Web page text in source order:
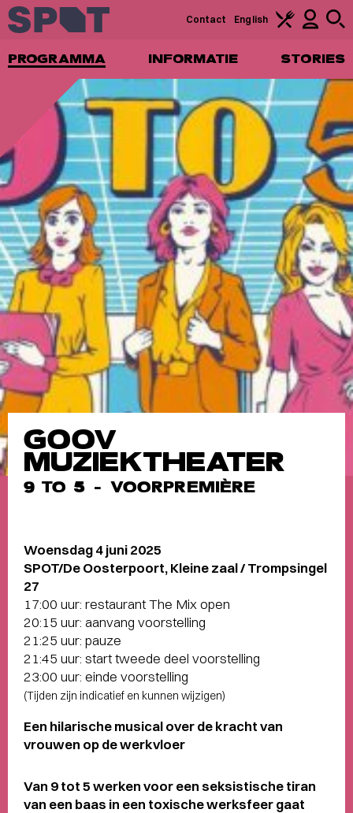
PROGRAMMA INFORMATIE STORIES
Contact English
GOOV
MUZIEKTHEATER
9 TO 5 - VOORPREMIÈRE
Woensdag 4 juni 2025
SPOT/De Oosterpoort, Kleine zaal / Trompsingel
27
17:00 uur: restaurant The Mix open
20:15 uur: aanvang voorstelling
21:25 uur: pauze
21:45 uur: start tweede deel voorstelling
23:00 uur: einde voorstelling
(Tijden zijn indicatief en kunnen wijzigen)
Een hilarische musical over de kracht van
vrouwen op de werkvloer
Van 9 tot 5 werken voor een seksistische tiran
van een baas in een toxische werksfeer gaat